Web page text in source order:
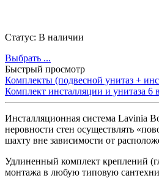
Статус: В наличии
Выбрать ...
Быстрый просмотр
Комплекты (подвесной унитаз +
Комплект инсталляции и унитаза
Инсталляционная система Lavinia
неровности стен осуществлять
шахту вне зависимости от
Удлиненный комплект креплений
монтажа в любую типовую